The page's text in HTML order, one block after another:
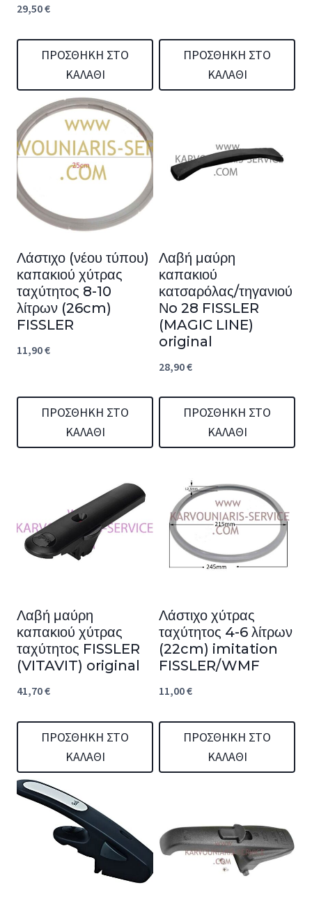
29,50€
ΠΡΟΣΘΉΚΗ ΣΤΟ
ΚΑΛΆΘΙ
ΠΡΟΣΘΉΚΗ ΣΤΟ
ΚΑΛΆΘΙ
Λάστιχο (νέου τύπου)
καπακιού χύτρας
ταχύτητος 8-10
λίτρων (26cm)
FISSLER
11,90€
ΠΡΟΣΘΉΚΗ ΣΤΟ
ΚΑΛΆΘΙ
Λαβή μαύρη
καπακιού
κατσαρόλας/τηγανιού
Νo 28 FISSLER
(MAGIC LINE)
original
28,90€
ΠΡΟΣΘΉΚΗ ΣΤΟ
ΚΑΛΆΘΙ
Λαβή μαύρη
καπακιού χύτρας
ταχύτητος FISSLER
(VITAVIT) original
41,70€
ΠΡΟΣΘΉΚΗ ΣΤΟ
ΚΑΛΆΘΙ
Λάστιχο χύτρας
ταχύτητος 4-6 λίτρων
(22cm) imitation
FISSLER/WMF
11,00€
ΠΡΟΣΘΉΚΗ ΣΤΟ
ΚΑΛΆΘΙ